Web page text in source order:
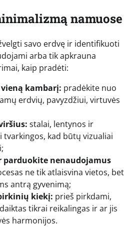
namuose
savo erdvę ir identifikuoti
arba tik apkrauna
kaip pradėti:
kambarį: pradėkite nuo
erdvių, pavyzdžiui, virtuvės
stalai, lentynos ir
kad būtų vizualiai
parduokite nenaudojamus
ne tik atlaisvina vietos, bet
antrą gyvenimą;
kiekį: prieš pirkdami,
tikrai reikalingas ir ar jis
harmonijos.